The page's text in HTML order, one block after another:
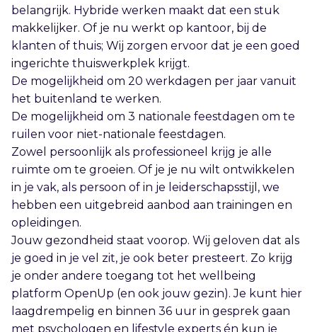
belangrijk. Hybride werken maakt dat een stuk
makkelijker. Of je nu werkt op kantoor, bij de
klanten of thuis; Wij zorgen ervoor dat je een goed
ingerichte thuiswerkplek krijgt.
De mogelijkheid om 20 werkdagen per jaar vanuit
het buitenland te werken.
De mogelijkheid om 3 nationale feestdagen om te
ruilen voor niet-nationale feestdagen.
Zowel persoonlijk als professioneel krijg je alle
ruimte om te groeien. Of je je nu wilt ontwikkelen
in je vak, als persoon of in je leiderschapsstijl, we
hebben een uitgebreid aanbod aan trainingen en
opleidingen.
Jouw gezondheid staat voorop. Wij geloven dat als
je goed in je vel zit, je ook beter presteert. Zo krijg
je onder andere toegang tot het wellbeing
platform OpenUp (en ook jouw gezin). Je kunt hier
laagdrempelig en binnen 36 uur in gesprek gaan
met psychologen en lifestyle experts én kun je